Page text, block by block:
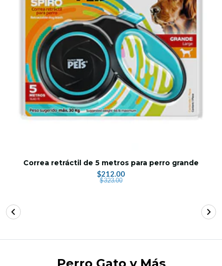
Correa retráctil de 5 metros para perro grande
$212.00
$323.00
Perro Gato y Más